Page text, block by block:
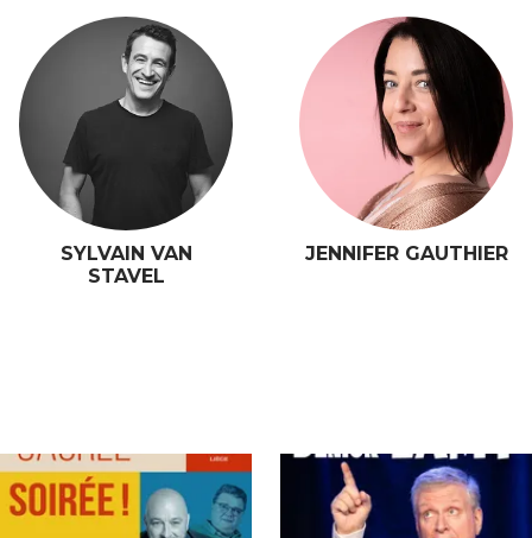
SYLVAIN VAN
STAVEL
JENNIFER GAUTHIER